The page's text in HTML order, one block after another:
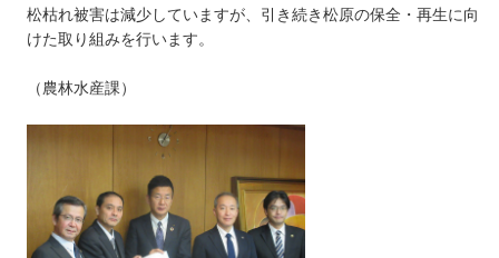
松枯れ被害は減少していますが、引き続き松原の保全・再生に向
けた取り組みを行います。
（農林水産課）